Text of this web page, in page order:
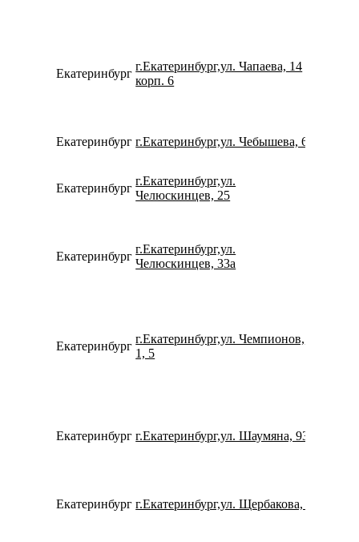
Екатеринбург
г.Екатеринбург,ул. Чапаева, 14
корп. 6
Екатеринбург г.Екатеринбург,ул. Чебышева, 6
Екатеринбург
г.Екатеринбург,ул.
Челюскинцев, 25
Екатеринбург
г.Екатеринбург,ул.
Челюскинцев, 33а
Екатеринбург
г.Екатеринбург,ул. Чемпионов,
1, 5
Екатеринбург г.Екатеринбург,ул. Шаумяна, 93
Екатеринбург г.Екатеринбург,ул. Щербакова, 4